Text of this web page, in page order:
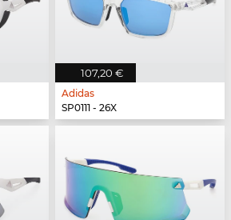
107,20 €
Adidas
SP0111 - 26X